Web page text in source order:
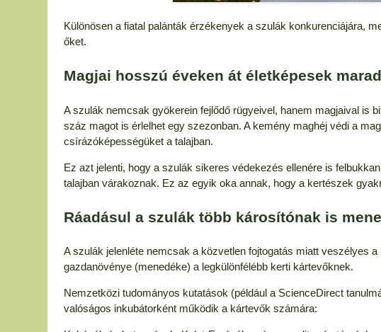
Különösen a fiatal palánták érzékenyek a szulák konkurenciájára,
őket.
Magjai hosszú éveken át életképesek
A szulák nemcsak gyökerein fejlődő rügyeivel, hanem magjaival is
száz magot is érlelhet egy szezonban. A kemény maghéj védi a
csírázóképességüket a talajban.
Ez azt jelenti, hogy a szulák sikeres védekezés ellenére is
talajban várakoznak. Ez az egyik oka annak, hogy a kertészek
Ráadásul a szulák több károsítónak is
A szulák jelenléte nemcsak a közvetlen fojtogatás miatt veszélyes
gazdanövénye (menedéke) a legkülönfélébb kerti kártevőknek.
Nemzetközi tudományos kutatások (például a ScienceDirect
valóságos inkubátorként működik a kártevők számára: